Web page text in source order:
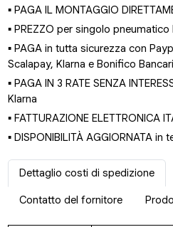
▪ PAGA IL MONTAGGIO
▪ PREZZO per singolo pneumatico
▪ PAGA in tutta sicurezza con
Scalapay, Klarna e Bonifico
▪ PAGA IN 3 RATE SENZA
Klarna
▪ FATTURAZIONE ELETTRONICA
▪ DISPONIBILITÀ AGGIORNATA in
Dettaglio costi di spedizione
Contatto del fornitore